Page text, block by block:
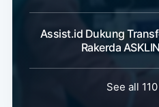
Assist.id Dukung
Rakerda
See all